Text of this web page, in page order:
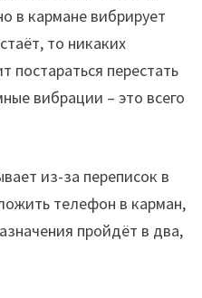
в кармане вибрирует
то никаких
постараться перестать
вибрации – это всего
из-за переписок в
телефон в карман,
пройдёт в два,